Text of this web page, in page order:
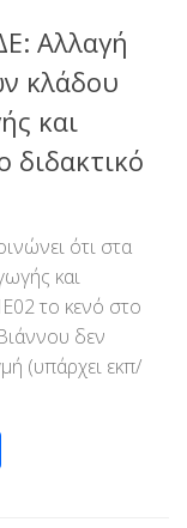
Αλλαγή
κλάδου
και
διδακτικό
ότι στα
και
το κενό στο
δεν
(υπάρχει εκπ/